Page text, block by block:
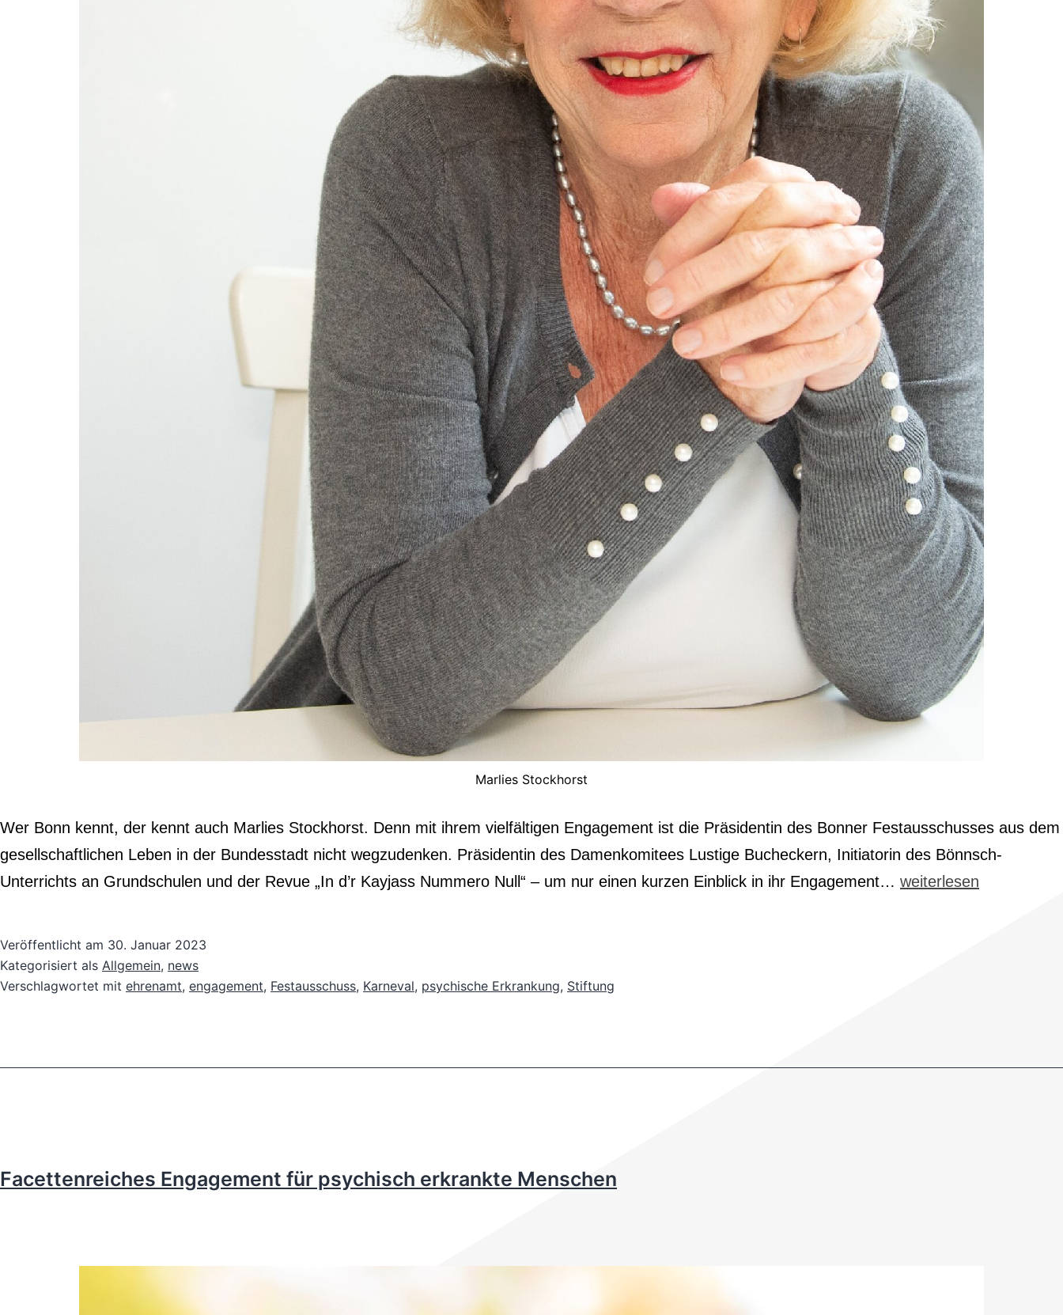
Marlies Stockhorst
Wer Bonn kennt, der kennt auch Marlies Stockhorst. Denn mit ihrem vielfältigen Engagement ist die Präsidentin des Bonner Festausschusses aus dem
gesellschaftlichen Leben in der Bundesstadt nicht wegzudenken. Präsidentin des Damenkomitees Lustige Bucheckern, Initiatorin des Bönnsch-
Unterrichts an Grundschulen und der Revue „In d’r Kayjass Nummero Null“ – um nur einen kurzen Einblick in ihr Engagement… Ein
weiterlesen
Veröffentlicht am 30. Januar 2023
Kategorisiert als Allgemein, news
Verschlagwortet mit ehrenamt, engagement, Festausschuss, Karneval, psychische Erkrankung, Stiftung
Facettenreiches Engagement für psychisch erkrankte Menschen